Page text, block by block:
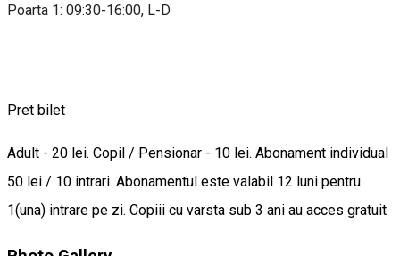
Poarta 1: 09:30-16:00, L-D
Pret bilet
Adult - 20 lei. Copil / Pensionar - 10 lei. Abonament individual
50 lei / 10 intrari. Abonamentul este valabil 12 luni pentru
1(una) intrare pe zi. Copiii cu varsta sub 3 ani au acces gratuit